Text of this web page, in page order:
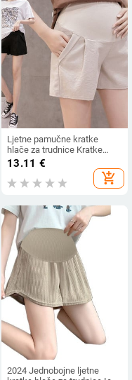
Ljetne pamučne kratke
hlače za trudnice Kratke
hlače za trudnice Kratke
hlače za trudnice Podesivi
trbuh Odjeća u korejskom
13.11 €
add_shopping_cart
2024 Jednobojne ljetne